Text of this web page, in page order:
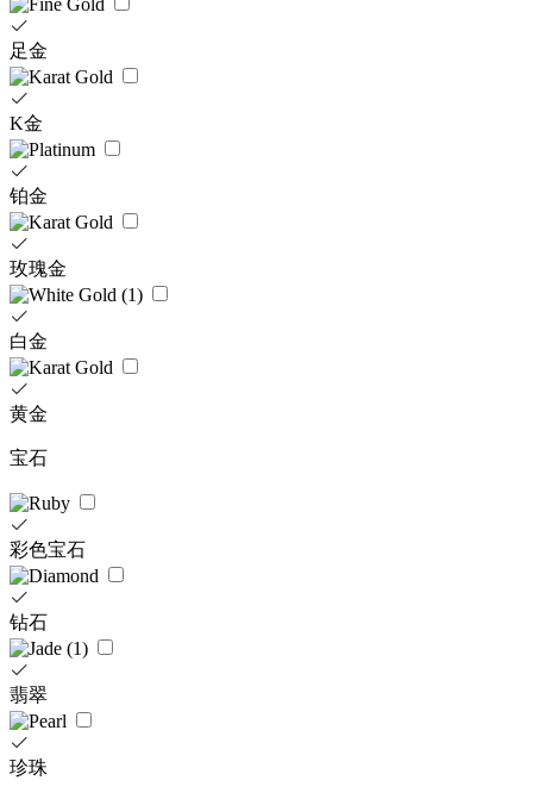
足金
K金
铂金
玫瑰金
白金
黄金
宝石
彩色宝石
钻石
翡翠
珍珠